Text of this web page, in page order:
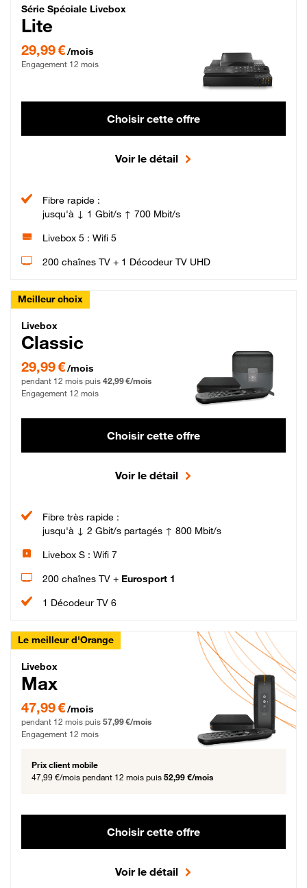
Série Spéciale Livebox Lite Fibre
Série Spéciale Livebox
Lite
29,99 €/mois
Engagement 12 mois
Choisir cette offre
Voir le détail
Fibre rapide :
jusqu'à ↓ 1 Gbit/s ↑ 700 Mbit/s
Livebox 5 : Wifi 5
200 chaînes TV + 1 Décodeur TV UHD
Meilleur choix
Livebox Classic Fibre
Livebox
Classic
29,99 € par mois pendant 12 mois puis 42,99 € par mois, Engagement 12 mois
29,99 €/mois
pendant 12 mois puis 42,99 €/mois
Engagement 12 mois
Choisir cette offre
Voir le détail
Fibre très rapide :
jusqu'à ↓ 2 Gbit/s partagés ↑ 800 Mbit/s
Livebox S : Wifi 7
200 chaînes TV + Eurosport 1
1 Décodeur TV 6
Le meilleur d'Orange
Livebox Max Fibre
Livebox
Max
47,99 € par mois pendant 12 mois puis 57,99 € par mois, Engagement 12 mois
47,99 €/mois
pendant 12 mois puis 57,99 €/mois
Engagement 12 mois
Prix client mobile
47,99 €/mois pendant 12 mois puis 52,99 €/mois
Choisir cette offre
Voir le détail